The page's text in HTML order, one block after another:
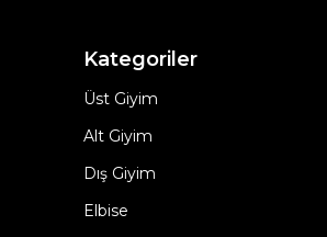
Kategoriler
Üst Giyim
Alt Giyim
Dış Giyim
Elbise